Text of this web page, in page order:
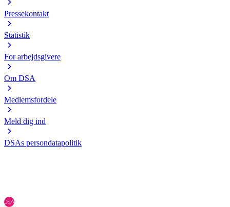
Pressekontakt
Statistik
For arbejdsgivere
Om DSA
Medlemsfordele
Meld dig ind
DSAs persondatapolitik